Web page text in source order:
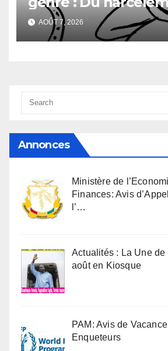
sexuel
AOÛT 7, 2026
Annonces
Ministère de
Finances: Avis
l’…
Actualités : La Une de
août en Kiosque
PAM: Avis de
Enqueteurs